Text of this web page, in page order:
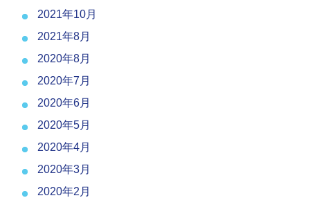
2021年10月
2021年8月
2020年8月
2020年7月
2020年6月
2020年5月
2020年4月
2020年3月
2020年2月